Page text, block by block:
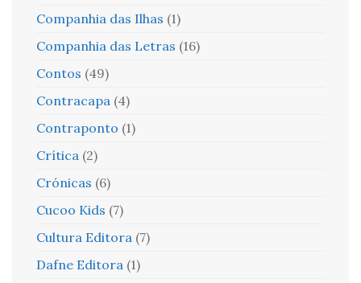
Companhia das Ilhas (1)
Companhia das Letras (16)
Contos (49)
Contracapa (4)
Contraponto (1)
Crítica (2)
Crónicas (6)
Cucoo Kids (7)
Cultura Editora (7)
Dafne Editora (1)